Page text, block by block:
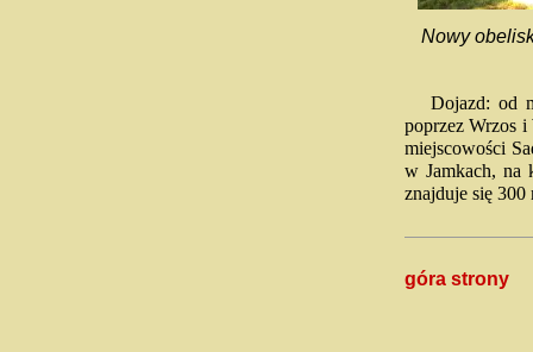
Nowy
Dojazd: od
poprzez Wrzos i
miejscowości
w Jamkach, na
znajduje się 300
góra strony